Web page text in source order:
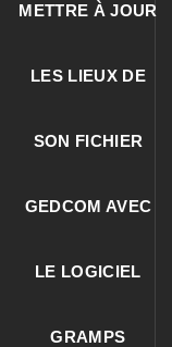
METTRE À JOUR
LES LIEUX DE
SON FICHIER
GEDCOM AVEC
LE LOGICIEL
GRAMPS